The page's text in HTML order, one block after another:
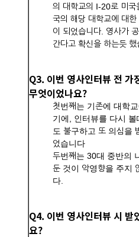
의 대학교의 I-20로 미국
국의 해당 대학교에 대
이 되었습니다. 영사가
간다고 확신을 하는듯 했
Q3. 이번 영사인터뷰 전 가
무엇이었나요?
첫번째는 기존에 대학
기에, 인터뷰를 다시
도 불구하고 또 의심을
었습니다
두번째는 30대 중반의
둔 것이 악영향을 주지
다.
Q4. 이번 영사인터뷰 시 받
요?